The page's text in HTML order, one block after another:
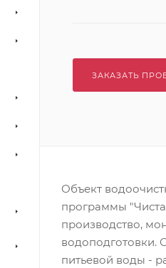
ЗАКАЗАТЬ
Объект
программы
производство,
водоподготовки.
питьевой воды -